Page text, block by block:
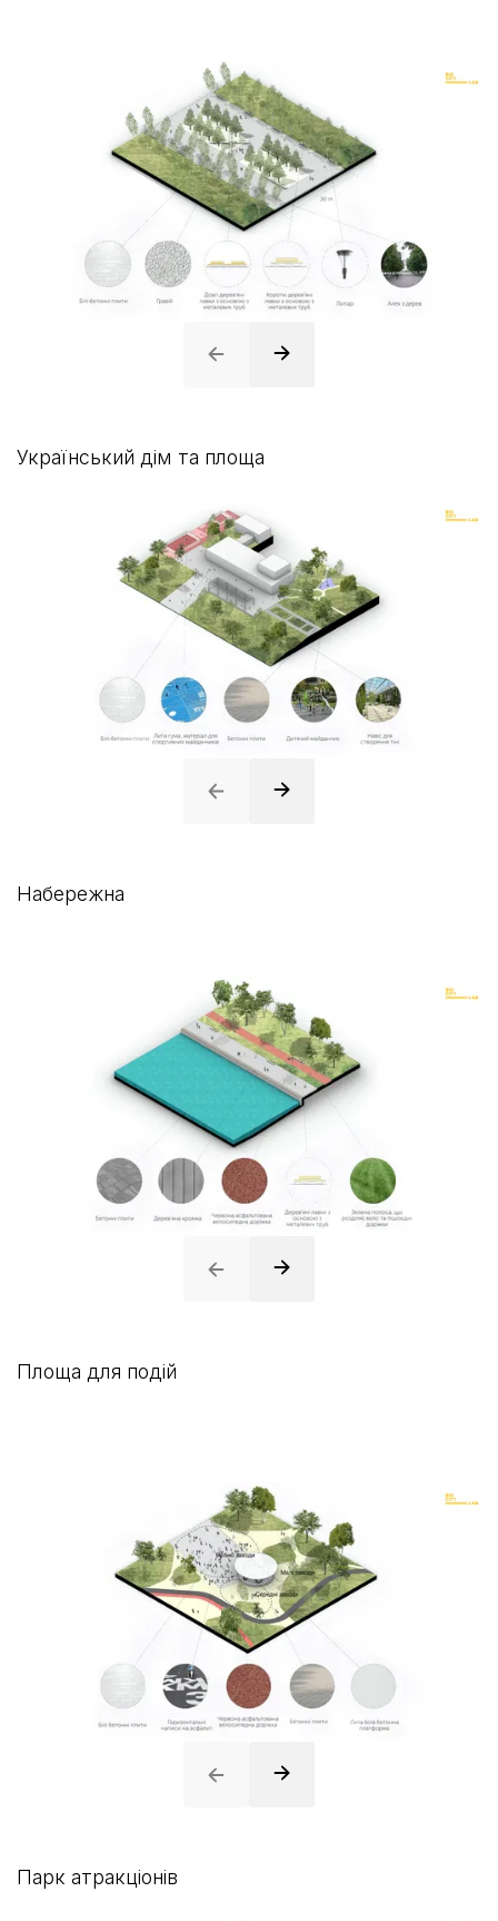
Український дім та площа
Набережна
Площа для подій
Парк атракціонів